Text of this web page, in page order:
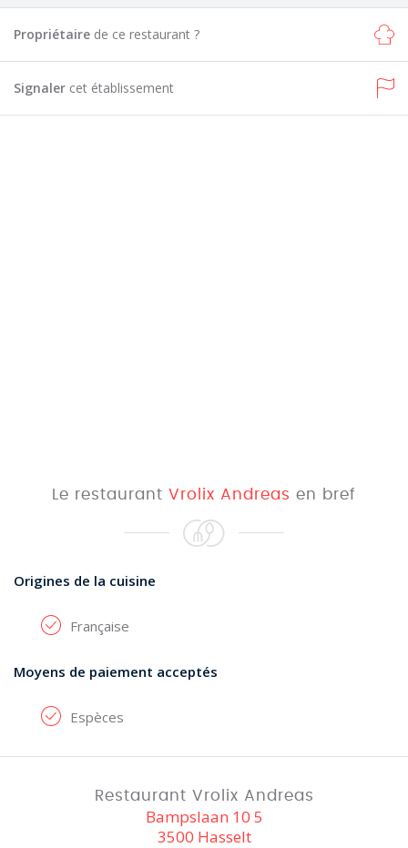
Propriétaire de ce restaurant ?
Signaler cet établissement
Le restaurant Vrolix Andreas en bref
Origines de la cuisine
Française
Moyens de paiement acceptés
Espèces
Restaurant Vrolix Andreas
Bampslaan 10 5
3500 Hasselt